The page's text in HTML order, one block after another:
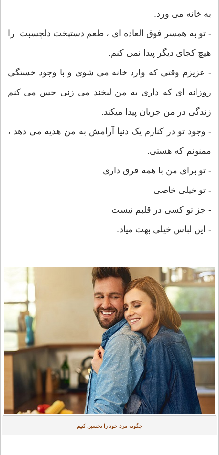
به خانه می ورد.
- تو به همسر فوق العاده ای ، طعم دستپخت دلچسبت را
هیچ کجای دیگر پیدا نمی کنم.
- عزیزم وقتی که وارد خانه می شوی و با وجود خستگی
روزانه ای که داری به من لبخند می زنی حس می کنم
زندگی در من جریان پیدا میکند.
- وجود تو در کنارم یک دنیا آرامش به من هدیه می دهد ،
ممنونم که هستی.
- تو برای من با همه فرق داری
- تو خیلی خاصی
- جز تو کسی در قلبم نیست
- این لباس خیلی بهت میاد.
چگونه مرد خود را تحسین کنیم